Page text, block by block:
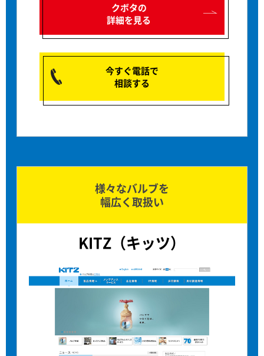
クボタの
詳細を見る
今すぐ電話で
相談する
様々なバルブを
幅広く取扱い
KITZ（キッツ）